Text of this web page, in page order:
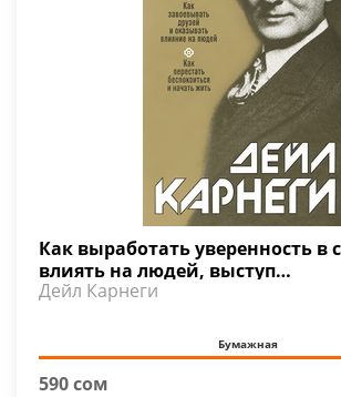
Как выработать уверенность в
влиять на людей, выступ…
Дейл Карнеги
Бумажная
590 сом